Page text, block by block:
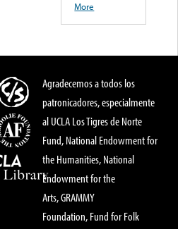
More
Agradecemos a todos los
patronicadores, especialmente
al UCLA Los Tigres de Norte
Fund, National Endowment for
the Humanities, National
Endowment for the
Arts, GRAMMY
Foundation, Fund for Folk